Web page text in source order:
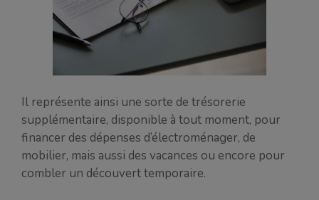
Il représente ainsi une sorte de trésorerie
supplémentaire, disponible à tout moment, pour
financer des dépenses d’électroménager, de
mobilier, mais aussi des vacances ou encore pour
combler un découvert temporaire.